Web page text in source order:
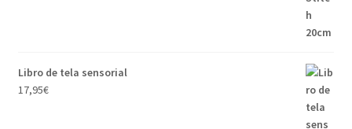
Libro de tela sensorial
17,95€